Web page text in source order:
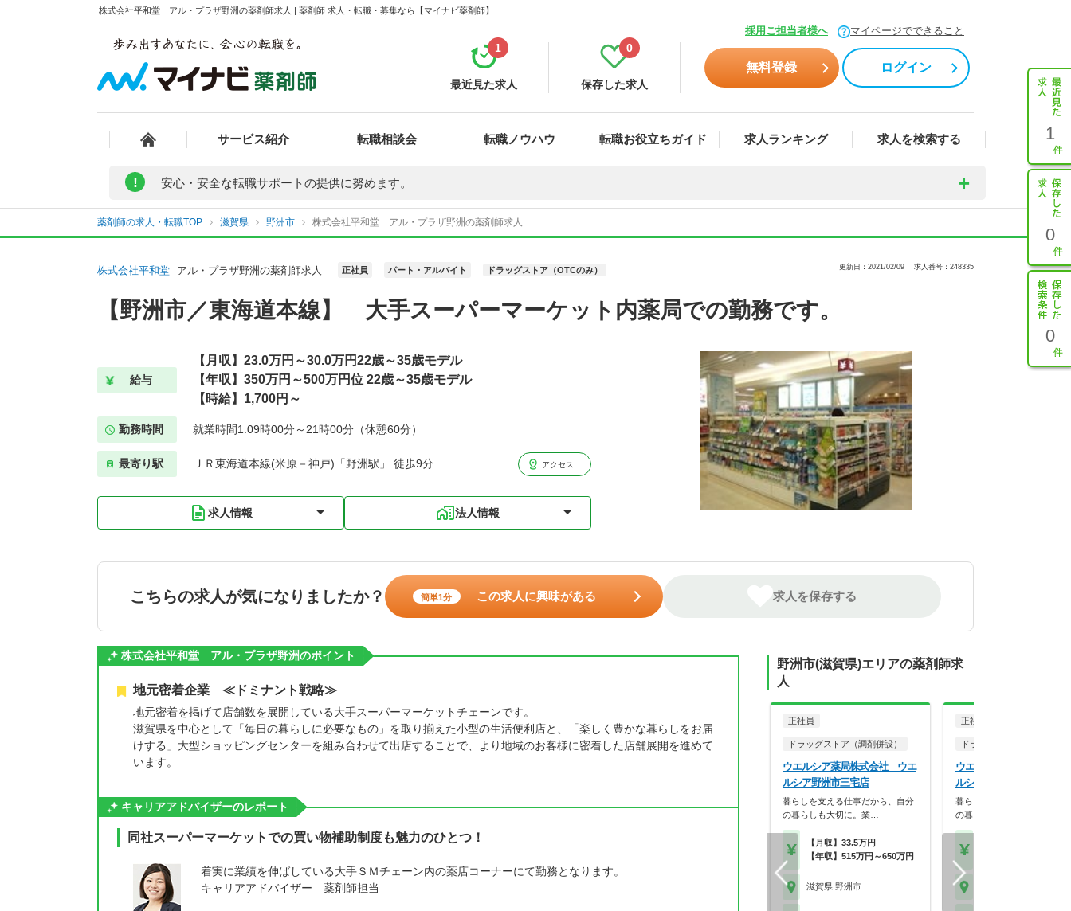
株式会社平和堂 アル・プラザ野洲の薬剤師求人 | 薬剤師 求人・転職・募集なら【マイナビ薬剤師】
採用ご担当者様へ マイページでできること
最近見た求人
1
保存した求人
0
無料登録 ログイン
サービス紹介 転職相談会 転職ノウハウ 転職お役立ちガイド 求人ランキング 求人を検索する 1
0
0
! 安心・安全な転職サポートの提供に努めます。
薬剤師の求人・転職TOP 滋賀県 野洲市 株式会社平和堂 アル・プラザ野洲の薬剤師求人
株式会社平和堂 アル・プラザ野洲の薬剤師求人 正社員 パート・アルバイト ドラッグストア（OTCのみ） 更新日：2021/02/09 求人番号：248335
【野洲市／東海道本線】 大手スーパーマーケット内薬局での勤務です。
給与
【月収】23.0万円～30.0万円22歳～35歳モデル
【年収】350万円～500万円位 22歳～35歳モデル
【時給】1,700円～
勤務時間 就業時間1:09時00分～21時00分（休憩60分）
最寄り駅 ＪＲ東海道本線(米原－神戸)「野洲駅」 徒歩9分 アクセス
求人情報 法人情報
こちらの求人が気になりましたか？ 簡単1分 この求人に興味がある 求人を保存する
株式会社平和堂 アル・プラザ野洲のポイント
地元密着企業 ≪ドミナント戦略≫
地元密着を掲げて店舗数を展開している大手スーパーマーケットチェーンです。
滋賀県を中心として「毎日の暮らしに必要なもの」を取り揃えた小型の生活便利店と、「楽しく豊かな暮らしをお届
けする」大型ショッピングセンターを組み合わせて出店することで、より地域のお客様に密着した店舗展開を進めて
います。
キャリアアドバイザーのレポート
同社スーパーマーケットでの買い物補助制度も魅力のひとつ！
着実に業績を伸ばしている大手ＳＭチェーン内の薬店コーナーにて勤務となります。
キャリアアドバイザー 薬剤師担当
野洲市(滋賀県)エリアの薬剤師求
人
正社員
ドラッグストア（調剤併設）
ウエルシア薬局株式会社 ウエ
ルシア野洲市三宅店
暮らしを支える仕事だから、自分
の暮らしも大切に。業…
【月収】33.5万円
【年収】515万円～650万円
滋賀県 野洲市
正社員
ドラッグストア（調剤併設
ウエルシア薬局株式会社
ルシア野洲小篠原店
暮らしを支える仕事だから、
の暮らしも大切に。業…